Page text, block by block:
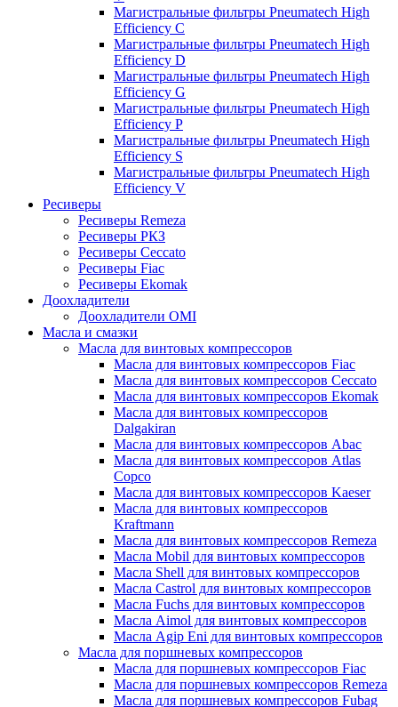
Магистральные фильтры Pneumatech High
Efficiency C
Магистральные фильтры Pneumatech High
Efficiency D
Магистральные фильтры Pneumatech High
Efficiency G
Магистральные фильтры Pneumatech High
Efficiency P
Магистральные фильтры Pneumatech High
Efficiency S
Магистральные фильтры Pneumatech High
Efficiency V
Ресиверы
Ресиверы Remeza
Ресиверы РКЗ
Ресиверы Ceccato
Ресиверы Fiac
Ресиверы Ekomak
Доохладители
Доохладители OMI
Масла и смазки
Масла для винтовых компрессоров
Масла для винтовых компрессоров Fiac
Масла для винтовых компрессоров Ceccato
Масла для винтовых компрессоров Ekomak
Масла для винтовых компрессоров
Dalgakiran
Масла для винтовых компрессоров Abac
Масла для винтовых компрессоров Atlas
Copco
Масла для винтовых компрессоров Kaeser
Масла для винтовых компрессоров
Kraftmann
Масла для винтовых компрессоров Remeza
Масла Mobil для винтовых компрессоров
Масла Shell для винтовых компрессоров
Масла Castrol для винтовых компрессоров
Масла Fuchs для винтовых компрессоров
Масла Aimol для винтовых компрессоров
Масла Agip Eni для винтовых компрессоров
Масла для поршневых компрессоров
Масла для поршневых компрессоров Fiac
Масла для поршневых компрессоров Remeza
Масла для поршневых компрессоров Fubag